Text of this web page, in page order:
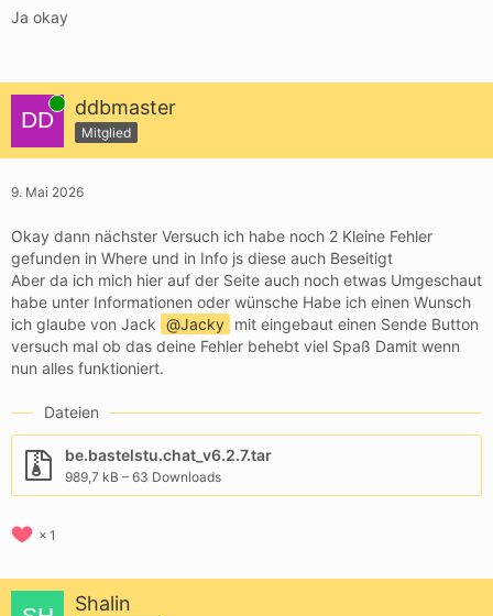
Ja okay
Online ddbmaster
Mitglied
9. Mai 2026
Okay dann nächster Versuch ich habe noch 2 Kleine Fehler
gefunden in Where und in Info js diese auch Beseitigt
Aber da ich mich hier auf der Seite auch noch etwas Umgeschaut
habe unter Informationen oder wünsche Habe ich einen Wunsch
ich glaube von Jack
Jacky mit eingebaut einen Sende Button
versuch mal ob das deine Fehler behebt viel Spaß Damit wenn
nun alles funktioniert.
Dateien
be.bastelstu.chat_v6.2.7.tar
989,7 kB – 63 Downloads
1
Shalin